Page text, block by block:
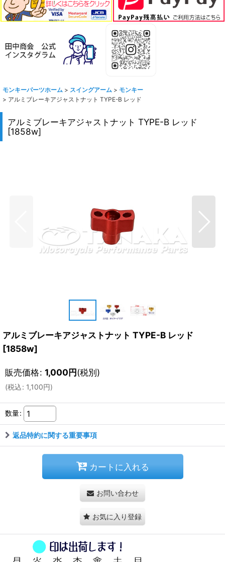
モンキーパーツホーム > スイングアーム > モンキー
> アルミブレーキアジャストナット TYPE-B レッド
アルミブレーキアジャストナット TYPE-B レッド
[1858w]
アルミブレーキアジャストナット TYPE-B レッド
[1858w]
販売価格: 1,000円(税別)
(税込: 1,100円)
数量:
返品特約に関する重要事項
カートに入れる
お問い合わせ
お気に入り登録